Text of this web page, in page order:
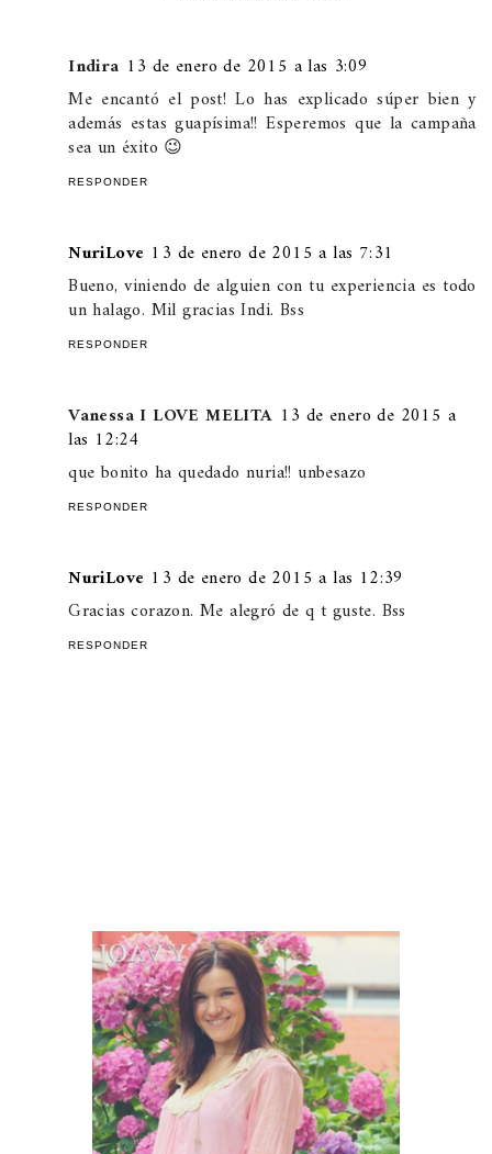
Indira 13 de enero de 2015 a las 3:09
Me encantó el post! Lo has explicado súper bien y
además estas guapísima!! Esperemos que la campaña
sea un éxito 😉
RESPONDER
NuriLove 13 de enero de 2015 a las 7:31
Bueno, viniendo de alguien con tu experiencia es todo
un halago. Mil gracias Indi. Bss
RESPONDER
Vanessa I LOVE MELITA 13 de enero de 2015 a
las 12:24
que bonito ha quedado nuria!! unbesazo
RESPONDER
NuriLove 13 de enero de 2015 a las 12:39
Gracias corazon. Me alegró de q t guste. Bss
RESPONDER